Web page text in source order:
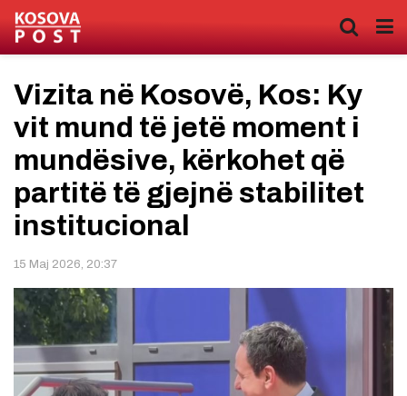
Vizita në Kosovë, Kos: Ky
vit mund të jetë moment i
mundësive, kërkohet që
partitë të gjejnë stabilitet
institucional
15 Maj 2026, 20:37